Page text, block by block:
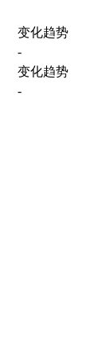
变化趋势
-
变化趋势
-